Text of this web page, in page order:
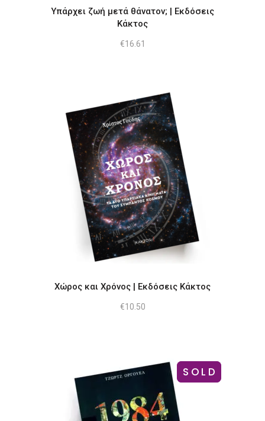
Υπάρχει ζωή μετά θάνατον; | Εκδόσεις
Κάκτος
€16.61
Χώρος και Χρόνος | Εκδόσεις Κάκτος
€10.50
-35%
SOLD